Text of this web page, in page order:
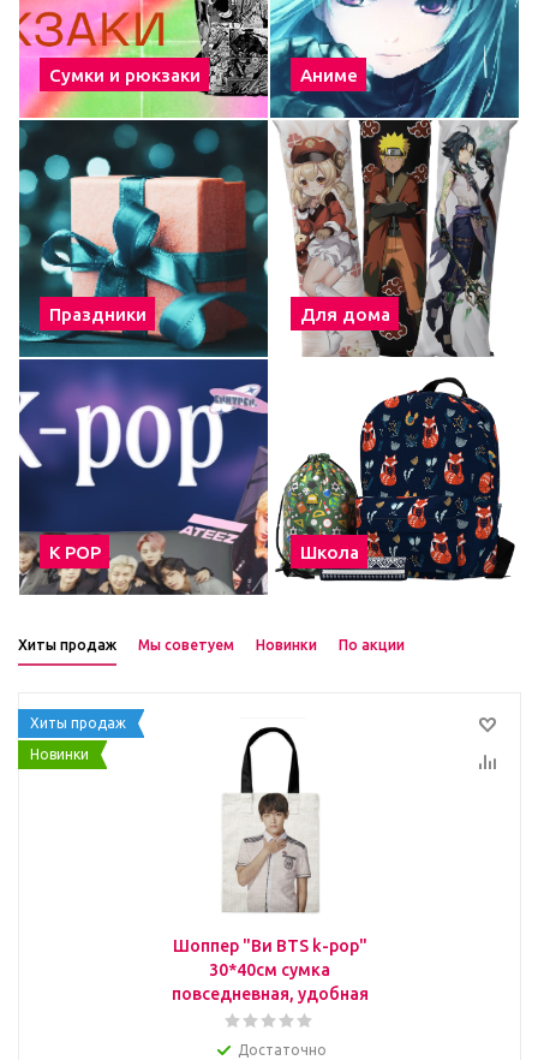
Сумки и рюкзаки Аниме
Праздники Для дома
К POP Школа
Хиты продаж Мы советуем Новинки По акции
Хиты продаж
Новинки
Шоппер "Ви BTS k-pop"
30*40см сумка
повседневная, удобная
Достаточно